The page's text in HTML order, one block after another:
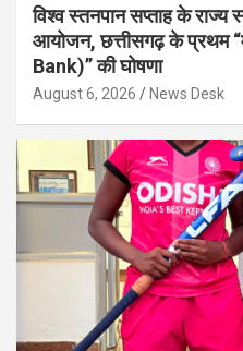
विश्व स्तनपान सप्ताह के
आयोजन, छत्तीसगढ़ के प्रथम
Bank)” की घोषणा
August 6, 2026 News Desk